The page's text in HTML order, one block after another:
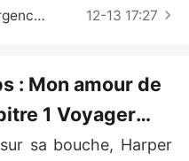
Accompagnée des mem
Chapitre 897 La situation d'urgence (deuxième partie) 12-13 17:27
: Mon amour de
1 Voyager
sa bouche, Harper